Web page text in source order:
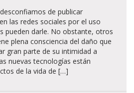
de publicar
las redes sociales por el uso
pueden darle. No obstante, otros
plena consciencia del daño que
gran parte de su intimidad a
nuevas tecnologías están
de la vida de […]